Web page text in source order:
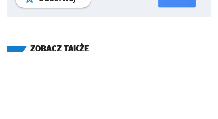
ZOBACZ TAKŻE